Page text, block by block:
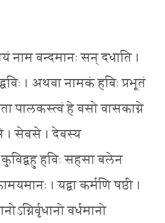
नाम वन्दमानः सन् दधाति ।
। अथवा नामकं हविः प्रभूतं
पालकस्त्वं हे वसो वासकाग्ने
। सेवसे । देवस्य
हविः सहसा बलेन
। यद्वा कर्मणि षष्ठी ।
वर्धमानो